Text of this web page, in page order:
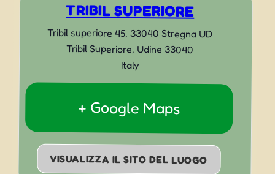
TRIBIL SUPERIORE
Tribil superiore 45, 33040 Stregna UD
Tribil Superiore, Udine 33040
Italy
+ Google Maps
VISUALIZZA IL SITO DEL LUOGO